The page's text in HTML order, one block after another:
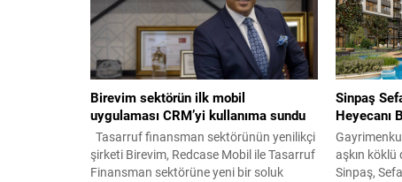
geliştirme uzmanı Arsago, uzman ekibi ve
gayrimenkul sektöründeki on yedi yılı
aşkın tecrübesiyle yenilikçi çözümleri...
yeniden
GYODER
Birevim sektörün ilk mobil
uygulaması CRM’yi kullanıma sundu
Tasarruf finansman sektörünün yenilikçi
şirketi Birevim, Redcase Mobil ile Tasarruf
Finansman sektörüne yeni bir soluk
Sinpaş
Heyecanı
aşkın
Sinpaş,